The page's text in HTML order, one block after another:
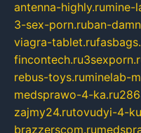
antenna-highly.rumine-
3-sex-porn.ruban-
viagra-tablet.ru
fincontech.ru
rebus-toys.ruminelab-
medsprawo-4-ka.ru
zajmy24.rutovudyi-4-
brazzerscom.ru